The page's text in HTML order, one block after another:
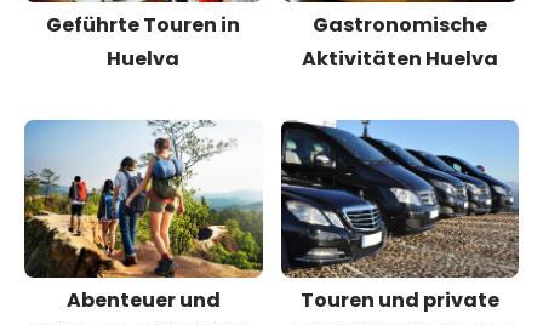
Geführte Touren in
Huelva
Gastronomische
Aktivitäten Huelva
Abenteuer und
Touren und private